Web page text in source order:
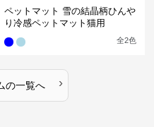
ペットマット 雪の結晶柄ひんや
り冷感ペットマット猫用
全2色
の一覧へ ›